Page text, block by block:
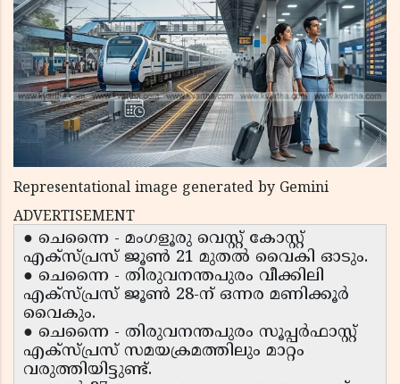
Representational image generated by Gemini
ADVERTISEMENT
● ചെന്നൈ - മംഗളൂരു വെസ്റ്റ് കോസ്റ്റ്
എക്സ്പ്രസ് ജൂൺ 21 മുതൽ വൈകി ഓടും.
● ചെന്നൈ - തിരുവനന്തപുരം വീക്കിലി
എക്സ്പ്രസ് ജൂൺ 28-ന് ഒന്നര മണിക്കൂർ
വൈകും.
● ചെന്നൈ - തിരുവനന്തപുരം സൂപ്പർഫാസ്റ്റ്
എക്സ്പ്രസ് സമയക്രമത്തിലും മാറ്റം
വരുത്തിയിട്ടുണ്ട്.